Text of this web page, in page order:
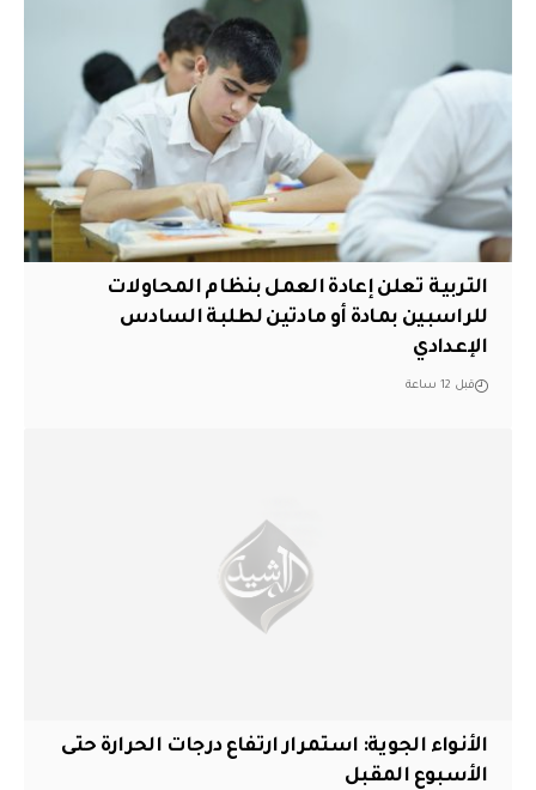
التربية تعلن إعادة العمل بنظام المحاولات
للراسبين بمادة أو مادتين لطلبة السادس
الإعدادي
قبل 12 ساعة
الأنواء الجوية: استمرار ارتفاع درجات الحرارة حتى
الأسبوع المقبل